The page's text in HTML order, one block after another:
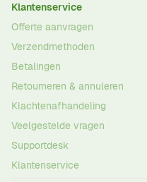
Klantenservice
Offerte aanvragen
Verzendmethoden
Betalingen
Retourneren & annuleren
Klachtenafhandeling
Veelgestelde vragen
Supportdesk
Klantenservice